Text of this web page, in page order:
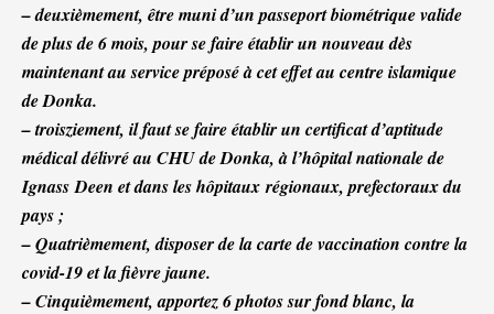
– deuxièmement, être muni d’un passeport biométrique valide
de plus de 6 mois, pour se faire établir un nouveau dès
maintenant au service préposé à cet effet au centre islamique
de Donka.
– troisziement, il faut se faire établir un certificat d’aptitude
médical délivré au CHU de Donka, à l’hôpital nationale de
Ignass Deen et dans les hôpitaux régionaux, prefectoraux du
pays ;
– Quatrièmement, disposer de la carte de vaccination contre la
covid-19 et la fièvre jaune.
– Cinquièmement, apportez 6 photos sur fond blanc, la